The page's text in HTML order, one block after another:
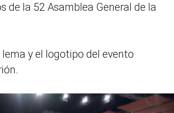
la 52 Asamblea General de la
y el logotipo del evento